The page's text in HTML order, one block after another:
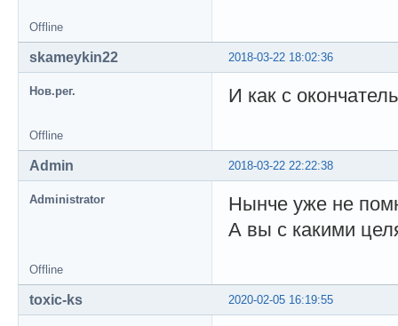
Offline
2018-03-22 18:02:36
skameykin22
Нов.рег. И как с
Offline
2018-03-22 22:22:38
Admin
Administrator
Нынче уже не
А вы с какими
Offline
2020-02-05 16:19:55
toxic-ks